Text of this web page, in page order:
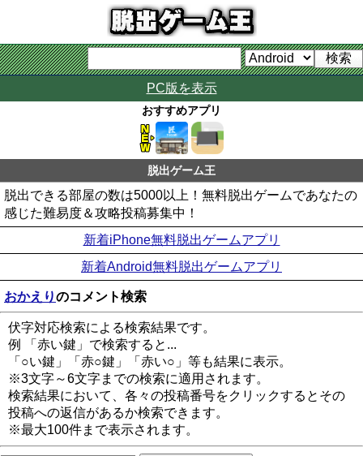
PC版を表示
おすすめアプリ
脱出ゲーム王
脱出できる部屋の数は5000以上！無料脱出ゲームであなたの
感じた難易度＆攻略投稿募集中！
新着iPhone無料脱出ゲームアプリ
新着Android無料脱出ゲームアプリ
おかえりのコメント検索
伏字対応検索による検索結果です。
例 「赤い鍵」で検索すると...
「○い鍵」「赤○鍵」「赤い○」等も結果に表示。
※3文字～6文字までの検索に適用されます。
検索結果において、各々の投稿番号をクリックするとその
投稿への返信があるか検索できます。
※最大100件まで表示されます。